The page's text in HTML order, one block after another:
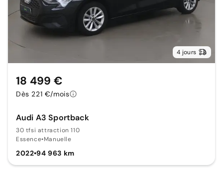
4 jours
Audi A3 Sportback
30 tfsi attraction 110
Essence•Manuelle
2022•94 963 km
18 499 €
Dès 221 €/mois